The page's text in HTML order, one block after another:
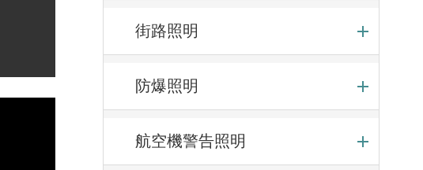
街路照明
防爆照明
航空機警告照明